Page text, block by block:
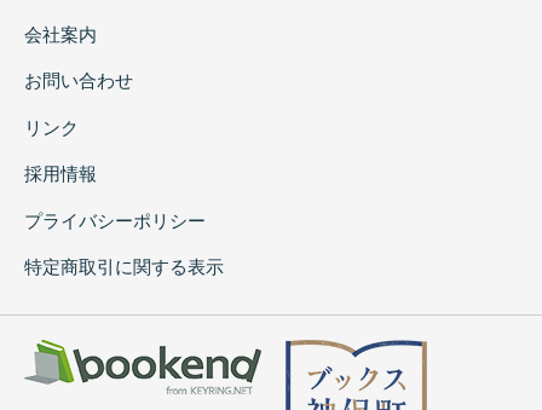
会社案内
お問い合わせ
リンク
採用情報
プライバシーポリシー
特定商取引に関する表示